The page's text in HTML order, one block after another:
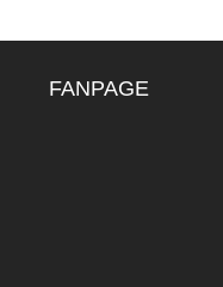
FANPAGE